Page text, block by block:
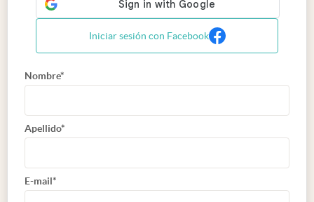
Iniciar sesión con Facebook
Nombre*
Apellido*
E-mail*